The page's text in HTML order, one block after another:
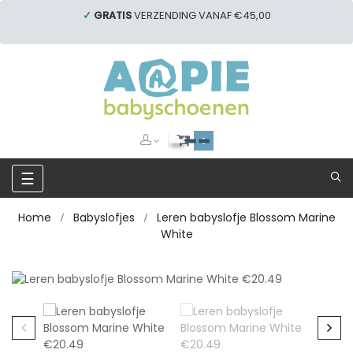
✓ GRATISVERZENDING VANAF €45,00
0
Toggle
navigation
☰
Home Babyslofjes
Leren babyslofje Blossom Marine
White